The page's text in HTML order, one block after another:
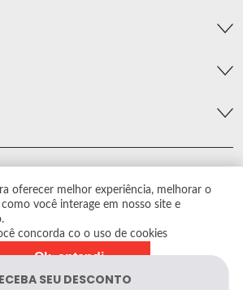
oferecer melhor experiência, melhorar o
você interage em nosso site e
concorda co o uso de cookies
Ok, entendi
Car. Todos os direitos reservados.
parcial. Preços e estoque sujeito a alterações sem
aviso prévio.